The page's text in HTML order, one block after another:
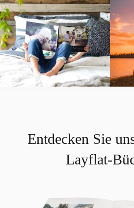
Entdecken Sie
Layflat-